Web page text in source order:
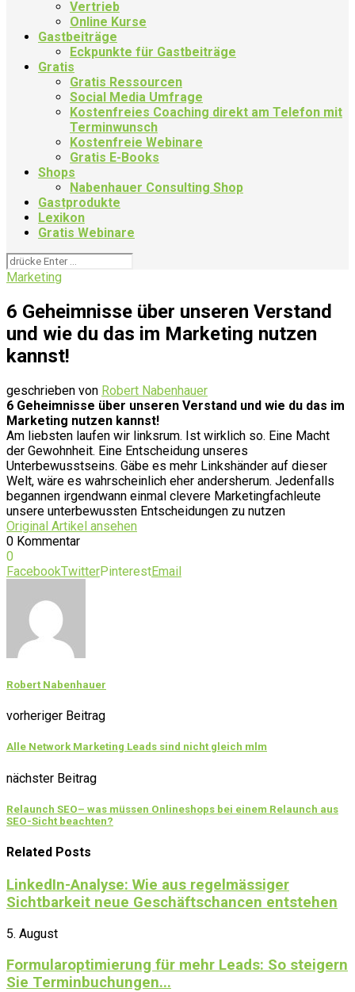
Vertrieb
Online Kurse
Gastbeiträge
Eckpunkte für Gastbeiträge
Gratis
Gratis Ressourcen
Social Media Umfrage
Kostenfreies Coaching direkt am Telefon mit
Terminwunsch
Kostenfreie Webinare
Gratis E-Books
Shops
Nabenhauer Consulting Shop
Gastprodukte
Lexikon
Gratis Webinare
Marketing
6 Geheimnisse über unseren Verstand
und wie du das im Marketing nutzen
kannst!
geschrieben von Robert Nabenhauer
6 Geheimnisse über unseren Verstand und wie du das im
Marketing nutzen kannst!
Am liebsten laufen wir linksrum. Ist wirklich so. Eine Macht
der Gewohnheit. Eine Entscheidung unseres
Unterbewusstseins. Gäbe es mehr Linkshänder auf dieser
Welt, wäre es wahrscheinlich eher andersherum. Jedenfalls
begannen irgendwann einmal clevere Marketingfachleute
unsere unterbewussten Entscheidungen zu nutzen
Original Artikel ansehen
0 Kommentar
0
FacebookTwitterPinterestEmail
Robert Nabenhauer
vorheriger Beitrag
Alle Network Marketing Leads sind nicht gleich mlm
nächster Beitrag
Relaunch SEO– was müssen Onlineshops bei einem Relaunch aus
SEO-Sicht beachten?
Related Posts
LinkedIn-Analyse: Wie aus regelmässiger
Sichtbarkeit neue Geschäftschancen entstehen
5. August
Formularoptimierung für mehr Leads: So steigern
Sie Terminbuchungen...